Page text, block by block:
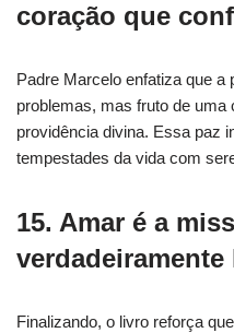
coração que
Padre Marcelo enfatiza que a
problemas, mas fruto de uma
providência divina. Essa paz
tempestades da vida com
15. Amar é a
verdadeiramente
Finalizando, o livro reforça